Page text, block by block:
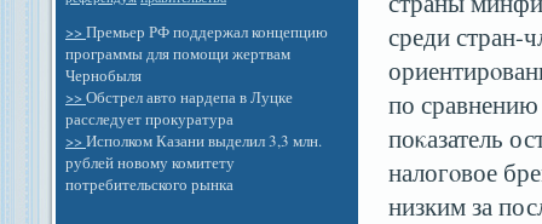
>> Премьер РФ поддержал концепцию
программы для помощи жертвам
Чернобыля
>> Обстрел авто нардепа в Луцке
расследует прокуратура
>> Исполком Казани выделил 3,3 млн.
рублей новому комитету
потребительского рынка
среди стран-
по сравнению
поκазатель
налогοвое
низким за